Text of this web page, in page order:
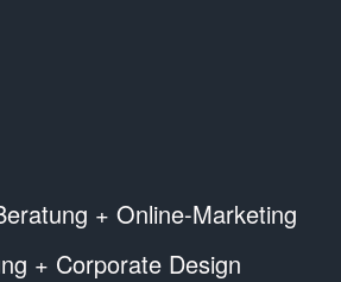
+ Online-Marketing
+ Corporate Design